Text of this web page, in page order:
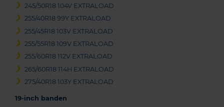
245/50R18 104V EXTRALOAD
255/40R18 99Y EXTRALOAD
255/45R18 103V EXTRALOAD
255/55R18 109V EXTRALOAD
255/60R18 112V EXTRALOAD
265/60R18 114H EXTRALOAD
275/40R18 103Y EXTRALOAD
19-inch banden